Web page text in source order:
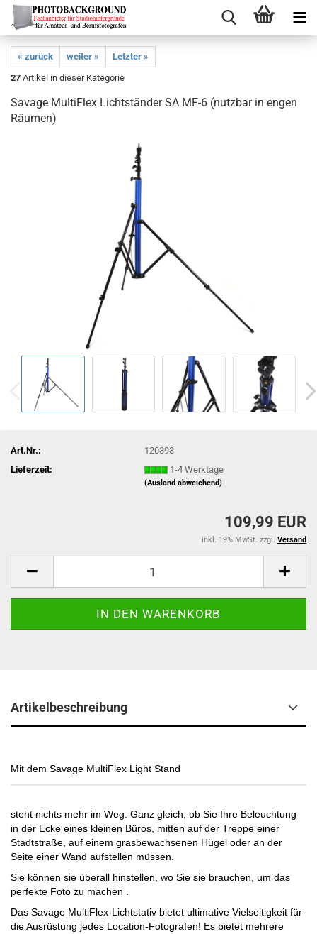
« zurück weiter »
Letzter »
27 Artikel in dieser Kategorie
Savage MultiFlex Lichtständer SA MF-6 (nutzbar in engen
Räumen)
Art.Nr.:
120393
Lieferzeit:
1-4 Werktage
(Ausland abweichend)
109,99 EUR
inkl. 19% MwSt. zzgl. Versand
Artikelbeschreibung
Mit dem Savage MultiFlex Light Stand
steht nichts mehr im Weg. Ganz gleich, ob Sie Ihre Beleuchtung
in der Ecke eines kleinen Büros, mitten auf der Treppe einer
Stadtstraße, auf einem grasbewachsenen Hügel oder an der
Seite einer Wand aufstellen müssen.
Sie können sie überall hinstellen, wo Sie sie brauchen, um das
perfekte Foto zu machen .
Das Savage MultiFlex-Lichtstativ bietet ultimative Vielseitigkeit für
die Ausrüstung jedes Location-Fotografen! Es bietet mehrere